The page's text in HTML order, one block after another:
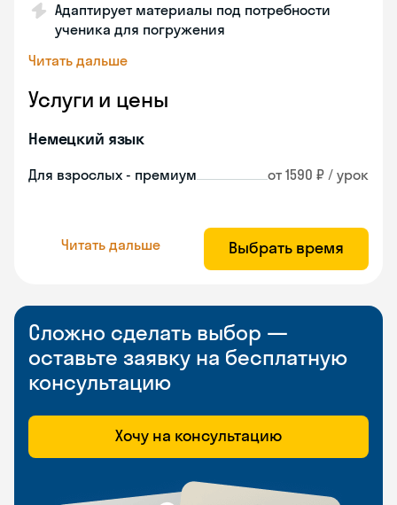
Адаптирует материалы под потребности
ученика для погружения
Читать дальше
Услуги и цены
Немецкий язык
Для взрослых - премиум от 1590 ₽ / урок
Читать дальше Выбрать время
Сложно сделать выбор —
оставьте заявку на бесплатную
консультацию
Хочу на консультацию